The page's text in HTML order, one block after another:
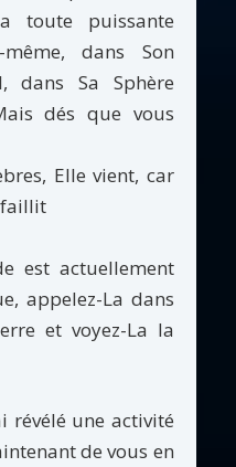
toute puissante
même, dans Son
dans Sa Sphère
dés que vous
Elle vient, car
faillit
est actuellement
appelez-La dans
et voyez-La la
révélé une activité
de vous en